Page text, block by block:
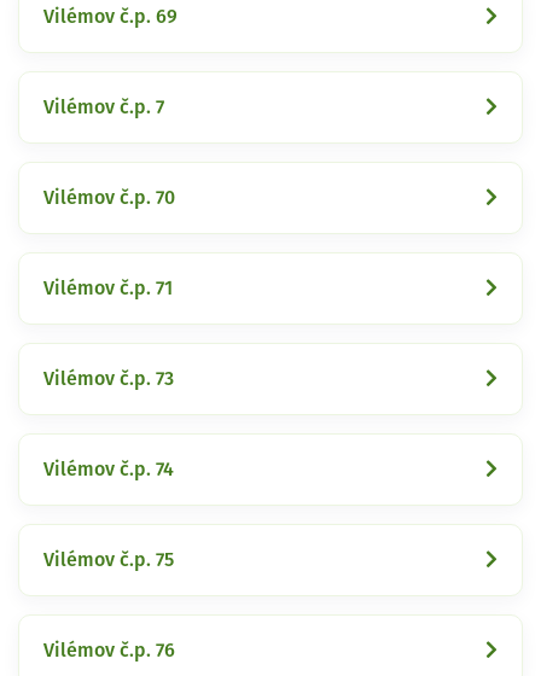
Vilémov č.p. 69
Vilémov č.p. 7
Vilémov č.p. 70
Vilémov č.p. 71
Vilémov č.p. 73
Vilémov č.p. 74
Vilémov č.p. 75
Vilémov č.p. 76